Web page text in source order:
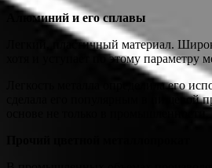
Алюминий и его сплавы
Легкий, пластичный материал.
хотя и уступает по этому
Легкость металла определила его
сделала его популярным в пищевой
основе не только в